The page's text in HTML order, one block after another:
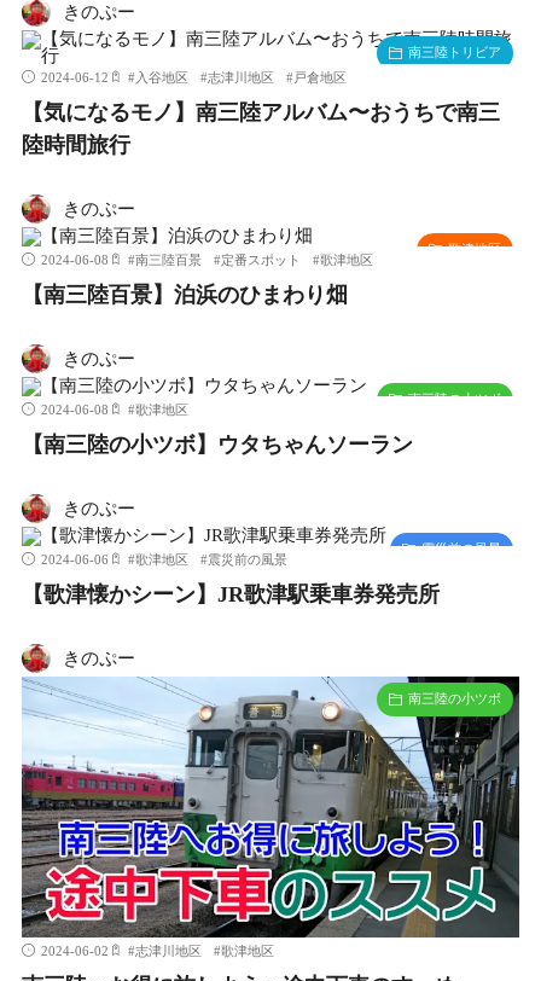
きのぷー
南三陸トリビア
2024-06-12
# 入谷地区 #志津川地区 # 戸倉地区
【気になるモノ】南三陸アルバム〜おうちで南三
陸時間旅行
きのぷー
歌津地区
2024-06-08 #南三陸百景 #定番スポット #歌津地区
【南三陸百景】泊浜のひまわり畑
きのぷー
南三陸の小ツボ
2024-06-08 #歌津地区
【南三陸の小ツボ】ウタちゃんソーラン
きのぷー
震災前の風景
2024-06-06 #歌津地区 #震災前の風景
【歌津懐かシーン】JR歌津駅乗車券発売所
きのぷー
南三陸の小ツボ
2024-06-02 #志津川地区 #歌津地区